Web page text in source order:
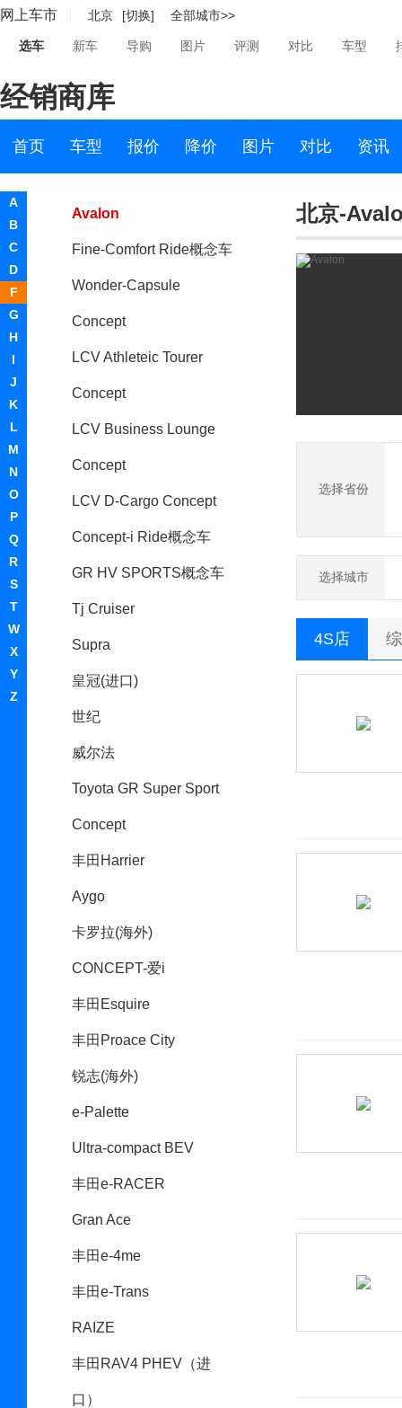
网上车市 北京 [切换] 全部城市>>
选车 新车 导购 图片 评测 对比 车型
经销商库
首页 车型 报价 降价 图片 对比 资讯
A
B
C
D
F
G
H
I
J
K
L
M
N
O
P
Q
R
S
T
W
X
Y
Z
丰田LQ
Mirai
ALLION（海外）
Avalon
Fine-Comfort Ride概念车
Wonder-Capsule
Concept
LCV Athleteic Tourer
Concept
LCV Business Lounge
Concept
LCV D-Cargo Concept
Concept-i Ride概念车
GR HV SPORTS概念车
Tj Cruiser
Supra
皇冠(进口)
世纪
威尔法
Toyota GR Super Sport
Concept
丰田Harrier
Aygo
卡罗拉(海外)
CONCEPT-爱i
丰田Esquire
丰田Proace City
锐志(海外)
e-Palette
Ultra-compact BEV
丰田e-RACER
Gran Ace
丰田e-4me
丰田e-Trans
RAIZE
丰田RAV4 PHEV（进
口）
北京-
选择省份
选择城市
4S店